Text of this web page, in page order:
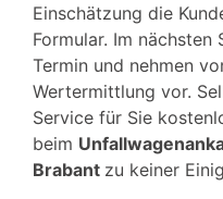
Einschätzung die
Formular. Im
Termin und nehmen
Wertermittlung vor.
Service für Sie
beim
Brabant zu keiner